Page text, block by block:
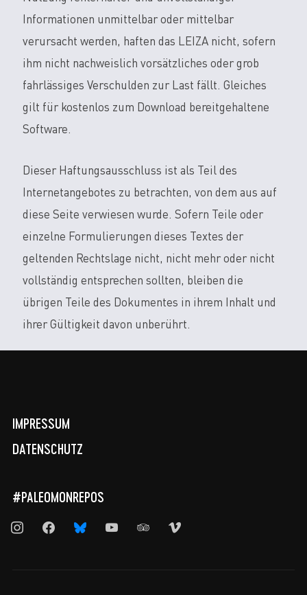
Informationen unmittelbar oder mittelbar
verursacht werden, haften das LEIZA nicht, sofern
ihm nicht nachweislich vorsätzliches oder grob
fahrlässiges Verschulden zur Last fällt. Gleiches
gilt für kostenlos zum Download bereitgehaltene
Software.
Dieser Haftungsausschluss ist als Teil des
Internetangebotes zu betrachten, von dem aus auf
diese Seite verwiesen wurde. Sofern Teile oder
einzelne Formulierungen dieses Textes der
geltenden Rechtslage nicht, nicht mehr oder nicht
vollständig entsprechen sollten, bleiben die
übrigen Teile des Dokumentes in ihrem Inhalt und
ihrer Gültigkeit davon unberührt.
IMPRESSUM
DATENSCHUTZ
#PALEOMONREPOS
instagramfacebookbluesky youtube tripadvisor
vimeo